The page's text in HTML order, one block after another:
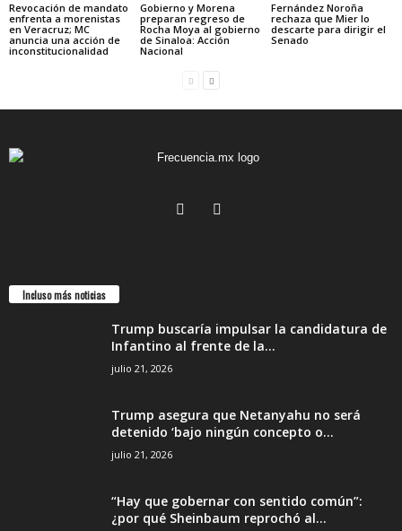
Revocación de mandato
enfrenta a morenistas
en Veracruz; MC
anuncia una acción de
inconstitucionalidad
Gobierno y Morena
preparan regreso de
Rocha Moya al gobierno
de Sinaloa: Acción
Nacional
Fernández Noroña
rechaza que Mier lo
descarte para dirigir el
Senado
Incluso más noticias
Trump buscaría impulsar la candidatura de
Infantino al frente de la...
julio 21, 2026
Trump asegura que Netanyahu no será
detenido ‘bajo ningún concepto o...
julio 21, 2026
“Hay que gobernar con sentido común”:
¿por qué Sheinbaum reprochó al...